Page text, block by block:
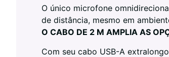
O único microfone
de distância, mesmo em
O CABO DE 2 M AMPLIA AS
Com seu cabo USB-A